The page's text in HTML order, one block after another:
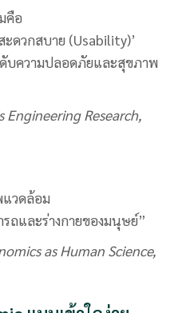
คือ
ะดวกสบาย (Usability)’
บความปลอดภัยและสุขภาพ
Engineering Research,
แวดล้อม
ถและร่างกายของมนุษย์”
as Human Science,